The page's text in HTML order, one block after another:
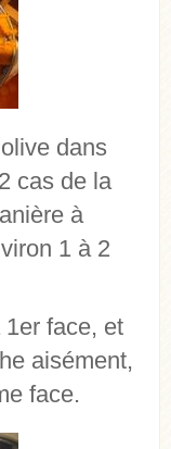
dans
cas de la
à
1 à 2
face, et
aisément,
face.